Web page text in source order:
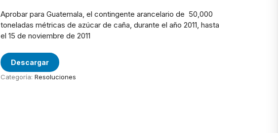
Aprobar para Guatemala, el contingente arancelario de 50,000
toneladas métricas de azúcar de caña, durante el año 2011, hasta
el 15 de noviembre de 2011
Descargar
Categoría: Resoluciones